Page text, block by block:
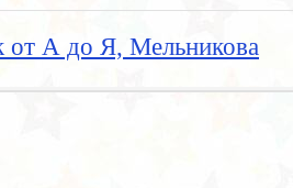
А до Я, Мельникова